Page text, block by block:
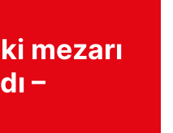
mezarı
–